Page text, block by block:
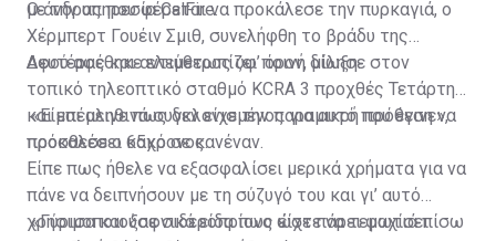
με την υπηρεσία CalFire.
Ο άνδρας που φέρεται να προκάλεσε την πυρκαγιά, ο
Χέρμπερτ Γουέιν Σμιθ, συνελήφθη το βράδυ της
Δευτέρας και αντιμετωπίζει ποινή δίωξη.
Αφού αφέθηκε ελεύθερος υφ’ όρον, μίλησε στον
τοπικό τηλεοπτικό σταθμό KCRA 3 προχθές Τετάρτη
και επέμεινε πως δεν είχε την παραμικρή πρόθεση να
προκαλέσει κακό σε κανέναν.
«Είμαι αληθινά συγκλονισμένος για αυτό που έγινε»,
πρόσθεσε ο 65χρονος.
Είπε πως ήθελε να εξασφαλίσει μερικά χρήματα για να
πάνε να δειπνήσουν με τη σύζυγό του και γι’ αυτό
χρησιμοποιούσε σιδεροπρίονο ώστε να τεμαχίσει
«Γύρισα και ξαφνικά είδα πως είχε πάρει φωτιά πίσω